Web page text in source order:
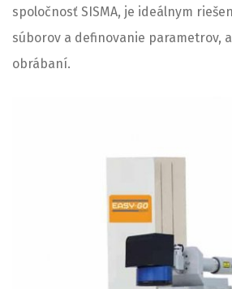
spoločnosť SISMA, je ideálnym
súborov a definovanie parametrov,
obrábaní.